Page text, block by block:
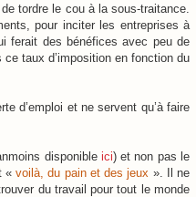
tordre le cou à la sous-traitance.
pour inciter les entreprises à
ferait des bénéfices avec peu de
taux d’imposition en fonction du
d’emploi et ne servent qu’à faire
disponible ici) et non pas le
«voilà, du pain et des jeux ». Il ne
du travail pour tout le monde